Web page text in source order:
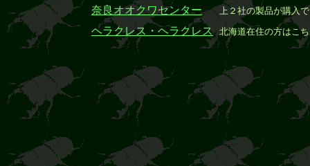
奈良オオクワセンター 上２社の製品が購入
ヘラクレス・ヘラクレス 北海道在住の方はこ